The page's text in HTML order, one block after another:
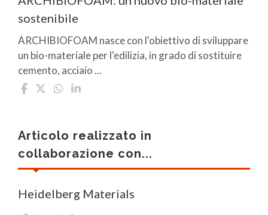
sostenibile
ARCHIBIOFOAM nasce con l'obiettivo di sviluppare
un bio-materiale per l'edilizia, in grado di sostituire
cemento, acciaio ...
Articolo realizzato in
collaborazione con...
Heidelberg Materials